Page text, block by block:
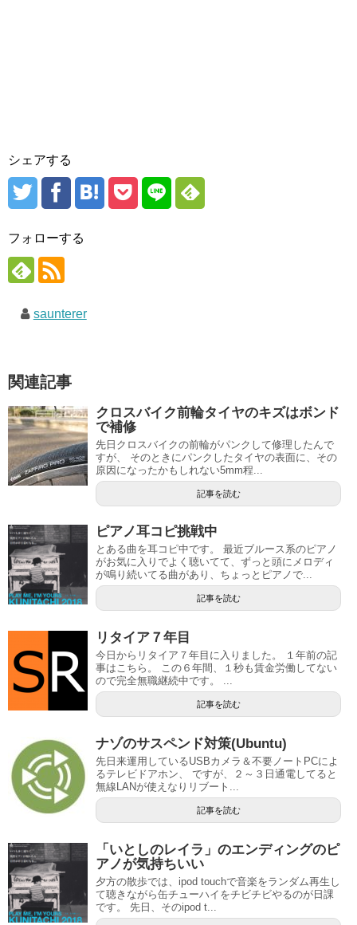
シェアする
フォローする
saunterer
関連記事
クロスバイク前輪タイヤのキズはボンド
で補修
先日クロスバイクの前輪がパンクして修理したんで
すが、 そのときにパンクしたタイヤの表面に、その
原因になったかもしれない5mm程...
記事を読む
ピアノ耳コピ挑戦中
とある曲を耳コピ中です。 最近ブルース系のピアノ
がお気に入りでよく聴いてて、ずっと頭にメロディ
が鳴り続いてる曲があり、ちょっとピアノで...
記事を読む
リタイア７年目
今日からリタイア７年目に入りました。 １年前の記
事はこちら。 この６年間、１秒も賃金労働してない
ので完全無職継続中です。 ...
記事を読む
ナゾのサスペンド対策(Ubuntu)
先日来運用しているUSBカメラ＆不要ノートPCによ
るテレビドアホン、 ですが、２～３日通電してると
無線LANが使えなりリブート...
記事を読む
「いとしのレイラ」のエンディングのピ
アノが気持ちいい
夕方の散歩では、ipod touchで音楽をランダム再生し
て聴きながら缶チューハイをチビチビやるのが日課
です。 先日、そのipod t...